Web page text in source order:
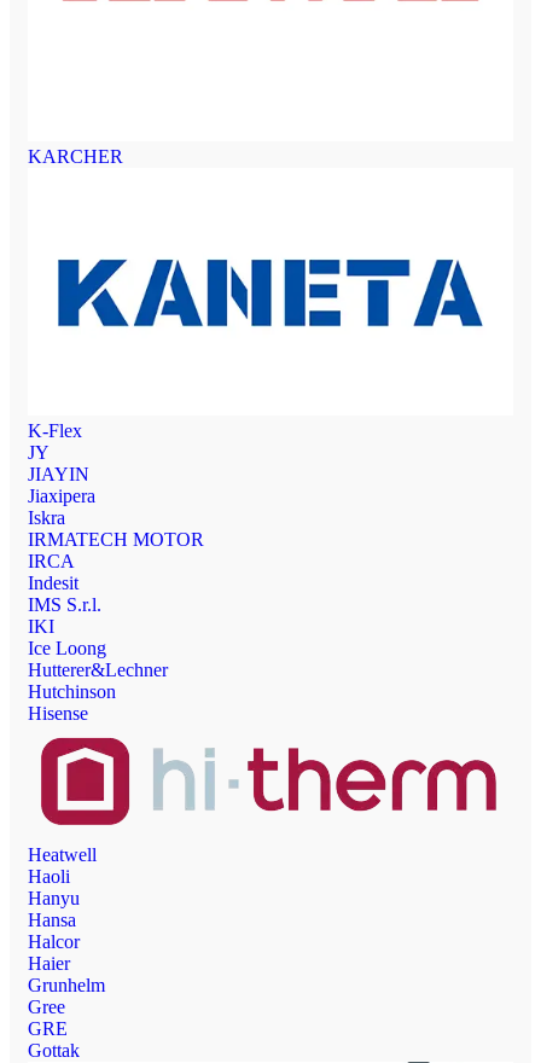
KARCHER
K-Flex
JY
JIAYIN
Jiaxipera
Iskra
IRMATECH MOTOR
IRCA
Indesit
IMS S.r.l.
IKI
Ice Loong
Hutterer&Lechner
Hutchinson
Hisense
Heatwell
Haoli
Hanyu
Hansa
Halcor
Haier
Grunhelm
Gree
GRE
Gottak